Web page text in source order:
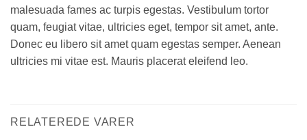
malesuada fames ac turpis egestas. Vestibulum tortor
quam, feugiat vitae, ultricies eget, tempor sit amet, ante.
Donec eu libero sit amet quam egestas semper. Aenean
ultricies mi vitae est. Mauris placerat eleifend leo.
RELATEREDE VARER